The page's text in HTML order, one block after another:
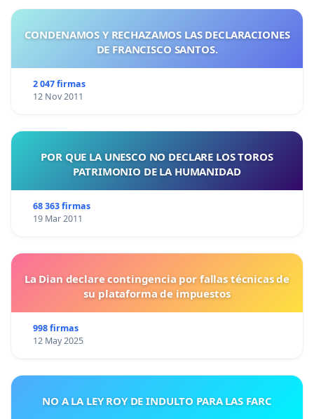
CONDENAMOS Y RECHAZAMOS LAS DECLARACIONES
DE FRANCISCO SANTOS.
2 047 firmas
12 Nov 2011
POR QUE LA UNESCO NO DECLARE LOS TOROS
PATRIMONIO DE LA HUMANIDAD
68 363 firmas
19 Mar 2011
La Dian declare contingencia por fallas técnicas de
su plataforma de impuestos
998 firmas
12 May 2025
NO A LA LEY ROY DE INDULTO PARA LAS FARC